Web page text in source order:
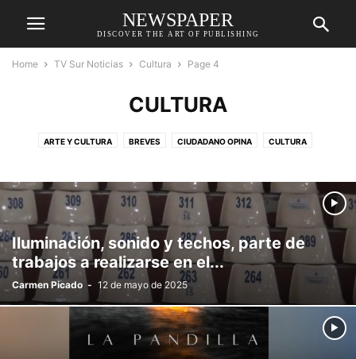
NEWSPAPER
DISCOVER THE ART OF PUBLISHING
Home TV Sur Noticias Cultura Page 4
CULTURA
ARTE Y CULTURA BREVES CIUDADANO OPINA CULTURA
ENTRETENIMIENTO GENERAL MEDIO AMBIENTE MÚSICA
POLÍTICA RELIGIÓN RELIGIÓN REPORTAJE SALUD SOCIAL
SUCESOS TECNOLOGÍA
Iluminación, sonido y techos, parte de
trabajos a realizarse en el...
Carmen Picado - 12 de mayo de 2025